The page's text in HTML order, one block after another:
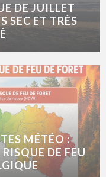
DE JUILLET
SEC ET TRÈS
MÉTÉO :
RISQUE DE FEU